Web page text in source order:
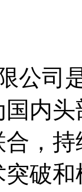
司
内
，
破